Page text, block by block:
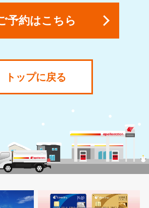
予約はこちら
トップに戻る